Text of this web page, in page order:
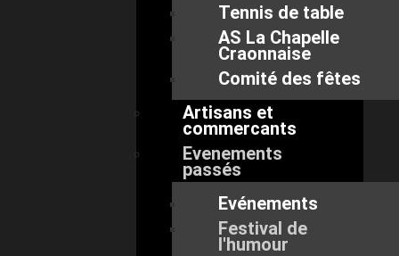
Tennis de table
AS La Chapelle
Craonnaise
Comité des fêtes
Artisans et
commercants
Evenements
passés
Evénements
Festival de
l'humour